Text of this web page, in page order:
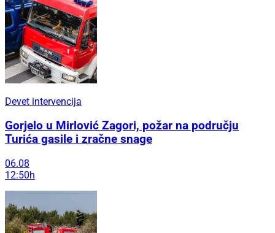
Devet intervencija
Gorjelo u Mirlović Zagori, požar na području
Turića gasile i zračne snage
06.08
12:50h